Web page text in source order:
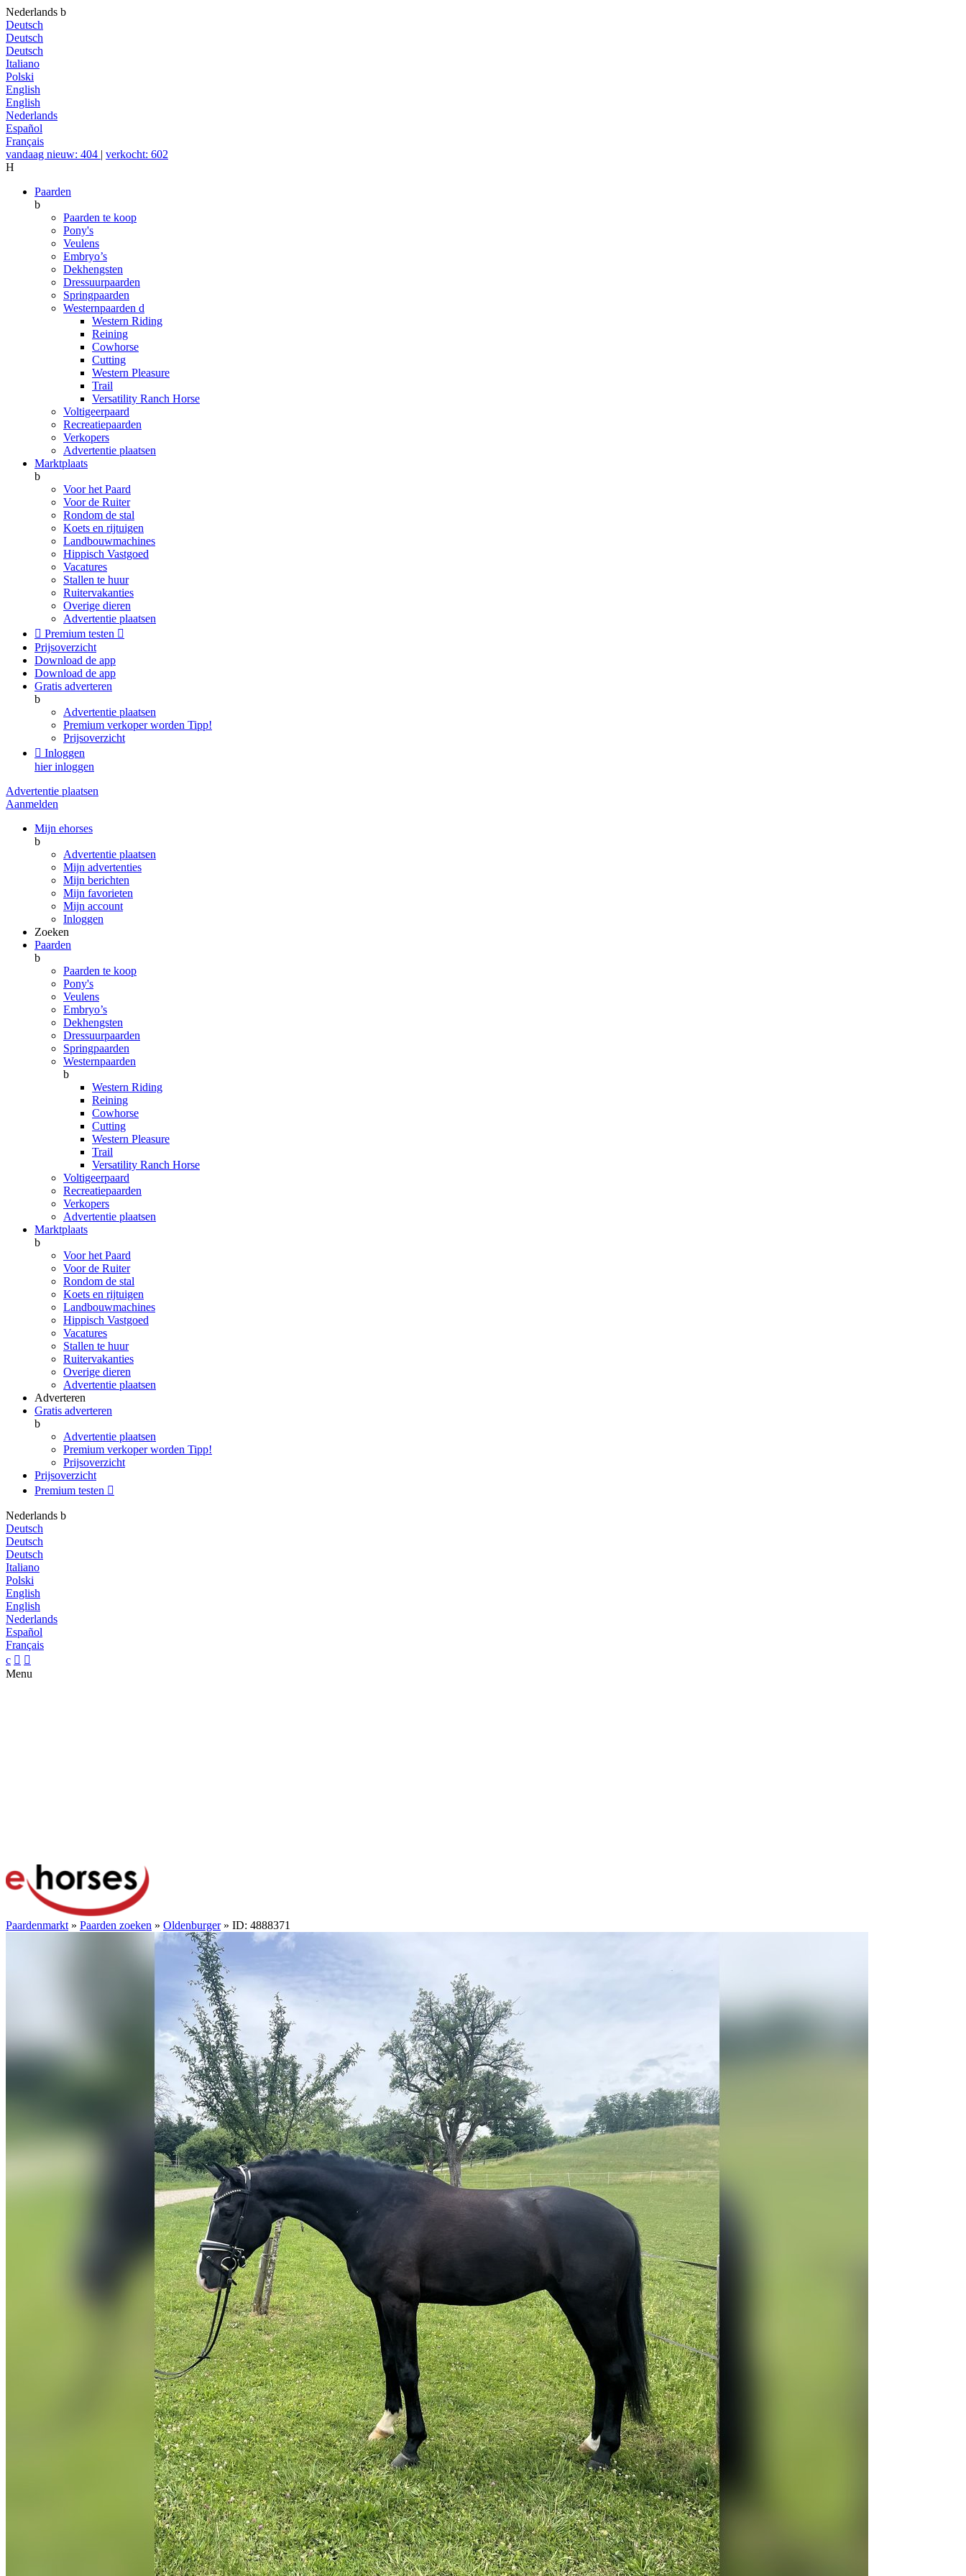
Nederlands b
Deutsch
Deutsch
Deutsch
Italiano
Polski
English
English
Nederlands
Español
Français
vandaag nieuw: 404 | verkocht: 602
H
Paarden
b
Paarden te koop
Pony's
Veulens
Embryo’s
Dekhengsten
Dressuurpaarden
Springpaarden
Westernpaarden d
Western Riding
Reining
Cowhorse
Cutting
Western Pleasure
Trail
Versatility Ranch Horse
Voltigeerpaard
Recreatiepaarden
Verkopers
Advertentie plaatsen
Marktplaats
b
Voor het Paard
Voor de Ruiter
Rondom de stal
Koets en rijtuigen
Landbouwmachines
Hippisch Vastgoed
Vacatures
Stallen te huur
Ruitervakanties
Overige dieren
Advertentie plaatsen
 Premium testen 
Prijsoverzicht
Download de app
Download de app
Gratis adverteren
b
Advertentie plaatsen
Premium verkoper worden Tipp!
Prijsoverzicht
 Inloggen
hier inloggen
Advertentie plaatsen
Aanmelden
Mijn ehorses
b
Advertentie plaatsen
Mijn advertenties
Mijn berichten
Mijn favorieten
Mijn account
Inloggen
Zoeken
Paarden
b
Paarden te koop
Pony's
Veulens
Embryo’s
Dekhengsten
Dressuurpaarden
Springpaarden
Westernpaarden
b
Western Riding
Reining
Cowhorse
Cutting
Western Pleasure
Trail
Versatility Ranch Horse
Voltigeerpaard
Recreatiepaarden
Verkopers
Advertentie plaatsen
Marktplaats
b
Voor het Paard
Voor de Ruiter
Rondom de stal
Koets en rijtuigen
Landbouwmachines
Hippisch Vastgoed
Vacatures
Stallen te huur
Ruitervakanties
Overige dieren
Advertentie plaatsen
Adverteren
Gratis adverteren
b
Advertentie plaatsen
Premium verkoper worden Tipp!
Prijsoverzicht
Prijsoverzicht
Premium testen 
Nederlands b
Deutsch
Deutsch
Deutsch
Italiano
Polski
English
English
Nederlands
Español
Français
c  
Menu
Paardenmarkt » Paarden zoeken » Oldenburger» ID: 4888371